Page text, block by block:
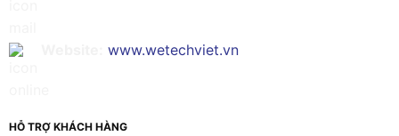
www.wetechviet.vn
HỖ TRỢ KHÁCH HÀNG